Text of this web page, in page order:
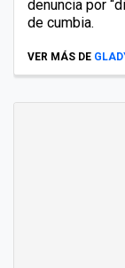
denuncia por
de cumbia.
VER MÁS DE